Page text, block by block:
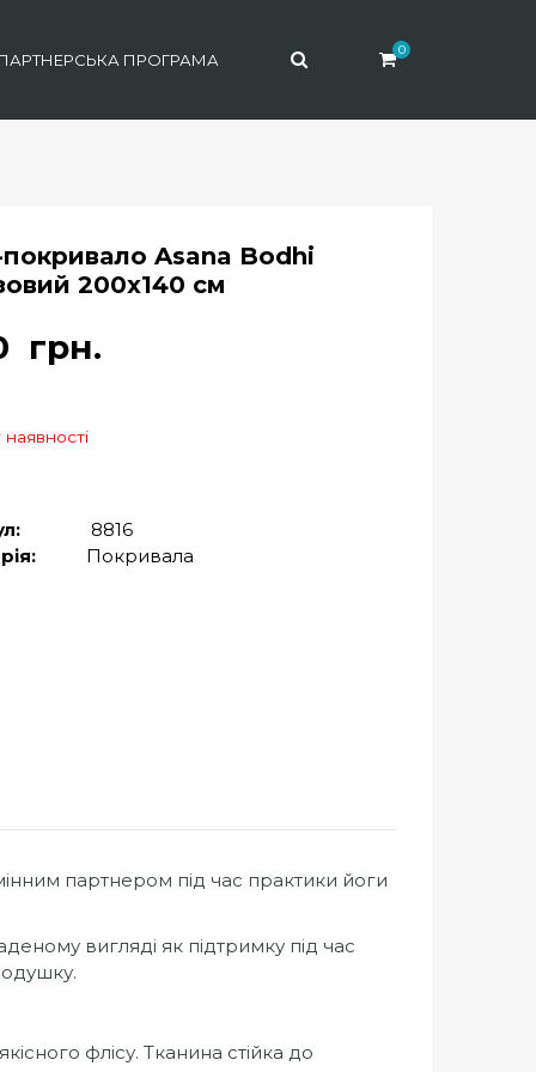
0
ПРОГРАМА
Asana Bodhi
200х140 см
грн.
8816
Покривала
партнером під час практики йоги
вигляді як підтримку під час
флісу. Тканина стійка до